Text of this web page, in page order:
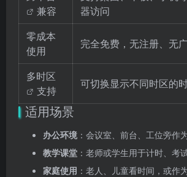
兼容
器访问
零成本
使用
完全免费，无注册、无
多时区
支持
可切换显示不同时区的
适用场景
办公环境 ：会议室、前台、工位旁作
教学课堂 ：老师或学生用于计时、考
家庭使用 ：老人、儿童看时间，或作